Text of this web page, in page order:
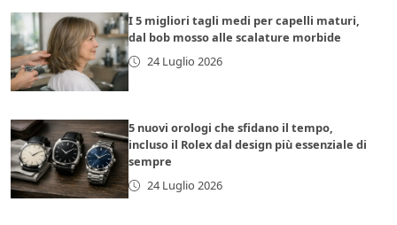
I 5 migliori tagli medi per capelli maturi,
dal bob mosso alle scalature morbide
24 Luglio 2026
5 nuovi orologi che sfidano il tempo,
incluso il Rolex dal design più essenziale di
sempre
24 Luglio 2026